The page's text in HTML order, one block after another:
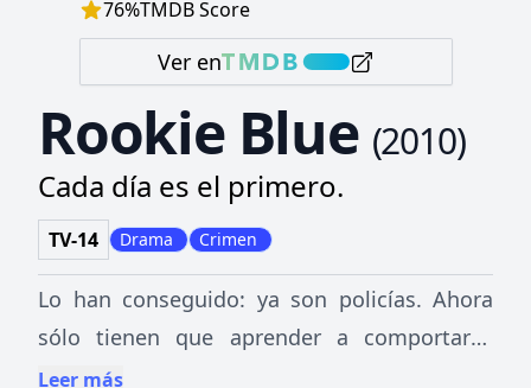
76%TMDB Score
Ver en
Rookie Blue (2010)
Cada día es el primero.
TV-14 Drama Crimen
Lo han conseguido: ya son policías. Ahora
sólo tienen que aprender a comportarse
como tales. Cinco novatos recién salidos de
Leer más